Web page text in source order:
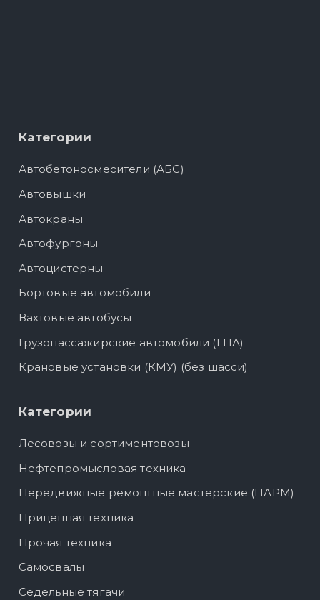
Категории
Автобетоносмесители (АБС)
Автовышки
Автокраны
Автофургоны
Автоцистерны
Бортовые автомобили
Вахтовые автобусы
Грузопассажирские автомобили (ГПА)
Крановые установки (КМУ) (без шасси)
Категории
Лесовозы и сортиментовозы
Нефтепромысловая техника
Передвижные ремонтные мастерские (ПАРМ)
Прицепная техника
Прочая техника
Самосвалы
Седельные тягачи